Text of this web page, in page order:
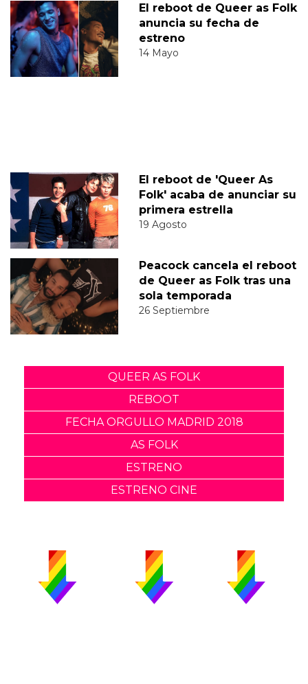
El reboot de Queer as Folk
anuncia su fecha de
estreno
14 Mayo
El reboot de 'Queer As
Folk' acaba de anunciar su
primera estrella
19 Agosto
Peacock cancela el reboot
de Queer as Folk tras una
sola temporada
26 Septiembre
QUEER AS FOLK
REBOOT
FECHA ORGULLO MADRID 2018
AS FOLK
ESTRENO
ESTRENO CINE